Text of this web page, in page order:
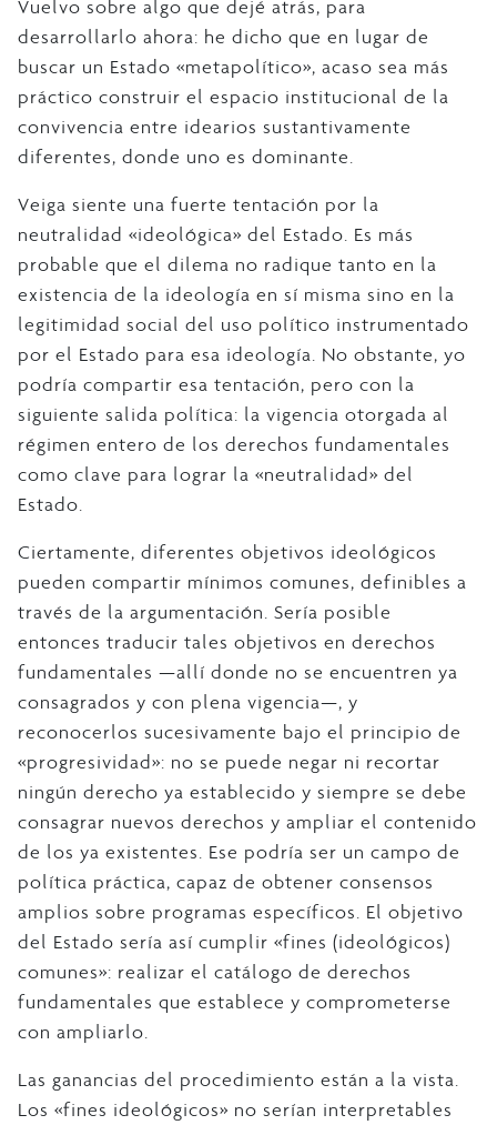
Vuelvo sobre algo que dejé atrás, para
desarrollarlo ahora: he dicho que en lugar de
buscar un Estado «metapolítico», acaso sea más
práctico construir el espacio institucional de la
convivencia entre idearios sustantivamente
diferentes, donde uno es dominante.
Veiga siente una fuerte tentación por la
neutralidad «ideológica» del Estado. Es más
probable que el dilema no radique tanto en la
existencia de la ideología en sí misma sino en la
legitimidad social del uso político instrumentado
por el Estado para esa ideología. No obstante, yo
podría compartir esa tentación, pero con la
siguiente salida política: la vigencia otorgada al
régimen entero de los derechos fundamentales
como clave para lograr la «neutralidad» del
Estado.
Ciertamente, diferentes objetivos ideológicos
pueden compartir mínimos comunes, definibles a
través de la argumentación. Sería posible
entonces traducir tales objetivos en derechos
fundamentales —allí donde no se encuentren ya
consagrados y con plena vigencia—, y
reconocerlos sucesivamente bajo el principio de
«progresividad»: no se puede negar ni recortar
ningún derecho ya establecido y siempre se debe
consagrar nuevos derechos y ampliar el contenido
de los ya existentes. Ese podría ser un campo de
política práctica, capaz de obtener consensos
amplios sobre programas específicos. El objetivo
del Estado sería así cumplir «fines (ideológicos)
comunes»: realizar el catálogo de derechos
fundamentales que establece y comprometerse
con ampliarlo.
Las ganancias del procedimiento están a la vista.
Los «fines ideológicos» no serían interpretables